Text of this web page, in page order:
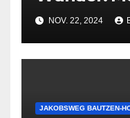
Bautzen
NOV. 22, 2024
JAKOBSWEG BAUTZEN-